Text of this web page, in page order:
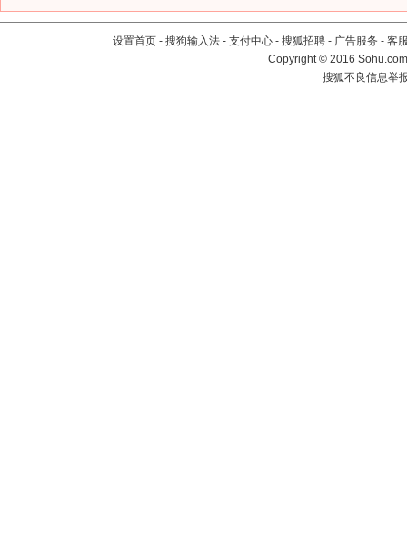
设置首页 - 搜狗输入法 - 支付中心 - 搜狐招聘 - 广告服务 - 客
Copyright©2016
搜狐不良信息举